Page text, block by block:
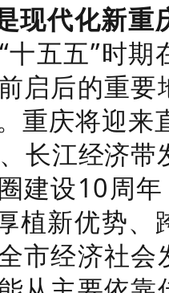
现代化新
“十五五”时
启后的重
重庆将迎
长江经济
建设10周
植新优势
市经济社